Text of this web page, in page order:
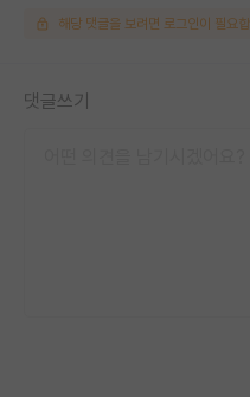
해당 댓글을 보려면 로그인이 필요
댓글쓰기